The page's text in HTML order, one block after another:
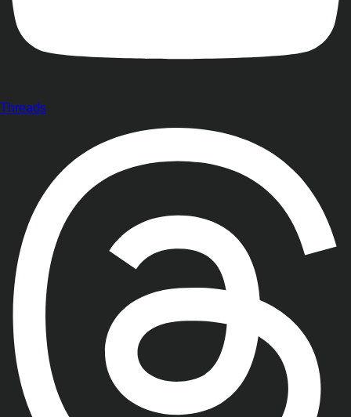
Threads